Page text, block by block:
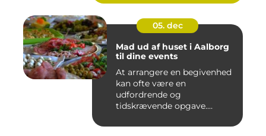
05. dec
Mad ud af huset i Aalborg
til dine events
At arrangere en begivenhed
kan ofte være en
udfordrende og
tidskrævende opgave.